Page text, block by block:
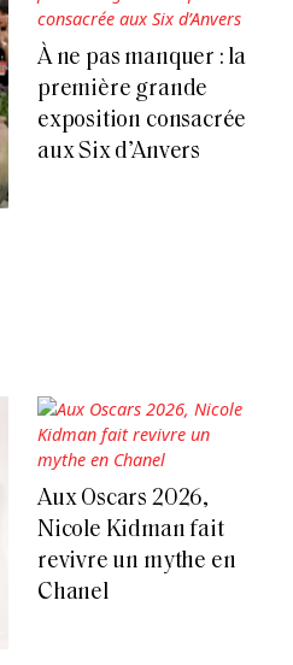
À ne pas manquer : la
première grande
exposition consacrée
aux Six d’Anvers
Aux Oscars 2026,
Nicole Kidman fait
revivre un mythe en
Chanel